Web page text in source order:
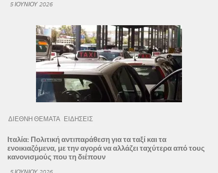
5 ΙΟΥΝΊΟΥ 2026
ΔΙΕΘΝΗ ΘΕΜΑΤΑ ΕΙΔΗΣΕΙΣ
Ιταλία: Πολιτική αντιπαράθεση για τα ταξί και τα
ενοικιαζόμενα, με την αγορά να αλλάζει ταχύτερα από τους
κανονισμούς που τη διέπουν